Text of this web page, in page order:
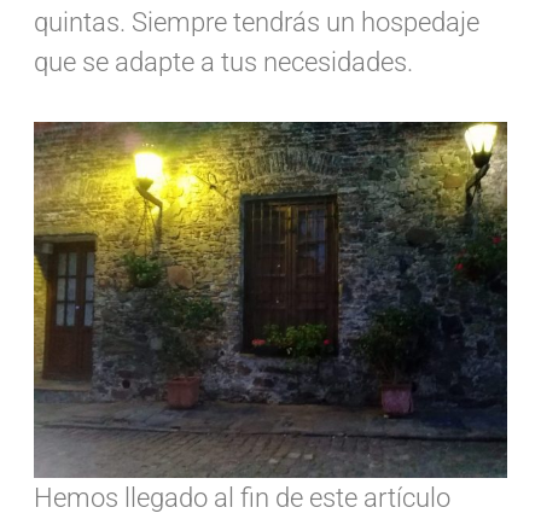
quintas. Siempre tendrás un hospedaje
que se adapte a tus necesidades.
Hemos llegado al fin de este artículo